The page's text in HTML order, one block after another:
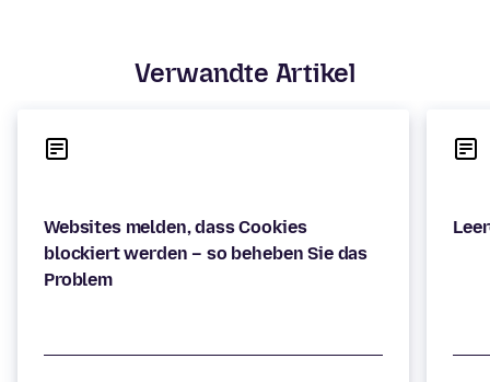
Verwandte Artikel
Websites melden, dass Cookies
blockiert werden – so beheben Sie das
Problem